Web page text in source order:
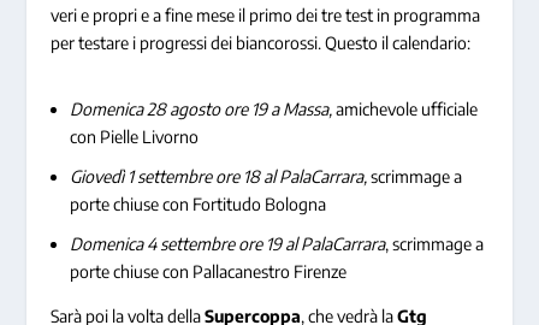
veri e propri e a fine mese il primo dei tre test in programma
per testare i progressi dei biancorossi. Questo il calendario:
Domenica 28 agosto ore 19 a Massa,amichevole ufficiale
con Pielle Livorno
Giovedì 1 settembre ore 18 al PalaCarrara,scrimmage a
porte chiuse con Fortitudo Bologna
Domenica 4 settembre ore 19 al PalaCarrara, scrimmage a
porte chiuse con Pallacanestro Firenze
Sarà poi la volta dellaSupercoppa, che vedrà laGtg